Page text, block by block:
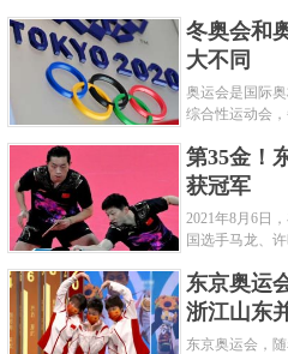
曹缘在2010、2012、2014年
冠军;在2014年仁川亚运会上
冬奥会和
大不同
奥运会是国际
综合性运动会，
第35金！
获冠军
2021年8月6日
国选手马龙、
东京奥运
浙江山东
东京奥运会，